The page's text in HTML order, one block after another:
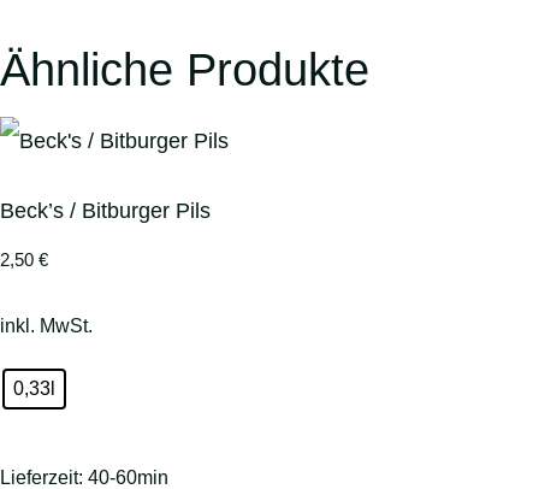
Ähnliche Produkte
Beck’s / Bitburger Pils
2,50 €
inkl. MwSt.
0,33l
Lieferzeit: 40-60min